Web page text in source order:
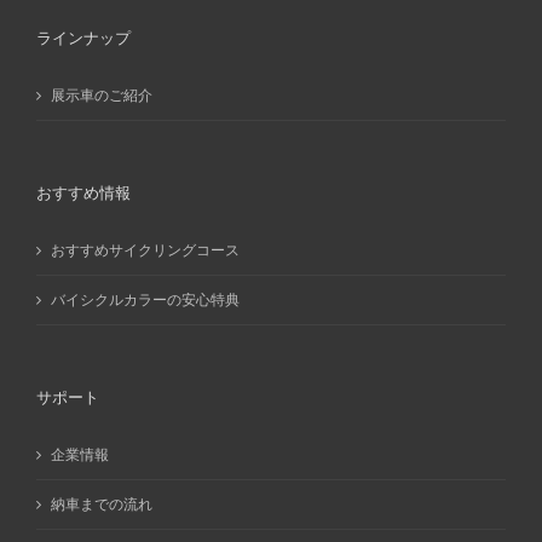
ラインナップ
展示車のご紹介
おすすめ情報
おすすめサイクリングコース
バイシクルカラーの安心特典
サポート
企業情報
納車までの流れ